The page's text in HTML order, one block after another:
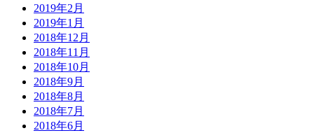
2019年2月
2019年1月
2018年12月
2018年11月
2018年10月
2018年9月
2018年8月
2018年7月
2018年6月